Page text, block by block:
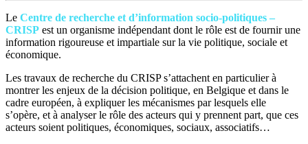
Le Centre de recherche et d’information socio-politiques –
CRISP est un organisme indépendant dont le rôle est de fournir une
information rigoureuse et impartiale sur la vie politique, sociale et
économique.
Les travaux de recherche du CRISP s’attachent en particulier à
montrer les enjeux de la décision politique, en Belgique et dans le
cadre européen, à expliquer les mécanismes par lesquels elle
s’opère, et à analyser le rôle des acteurs qui y prennent part, que ces
acteurs soient politiques, économiques, sociaux, associatifs…